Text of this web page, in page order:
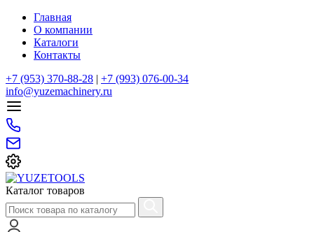
Главная
О компании
Каталоги
Контакты
+7 (953) 370-88-28 | +7 (993) 076-00-34
info@yuzemachinery.ru
Каталог товаров